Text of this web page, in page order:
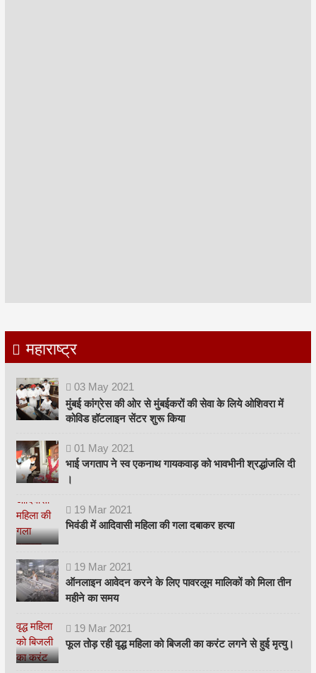
महाराष्ट्र
03 May 2021
मुंबई कांग्रेस की ओर से मुंबईकरों की सेवा के लिये ओशिवरा में
कोविड हॉटलाइन सेंटर शुरू किया
01 May 2021
भाई जगताप ने स्व एकनाथ गायकवाड़ को भावभीनी श्रद्धांजलि दी
।
19 Mar 2021
भिवंडी में आदिवासी महिला की गला दबाकर हत्या
19 Mar 2021
ऑनलाइन आवेदन करने के लिए पावरलूम मालिकों को मिला तीन
महीने का समय
19 Mar 2021
फूल तोड़ रही वृद्ध महिला को बिजली का करंट लगने से हुई मृत्यु।